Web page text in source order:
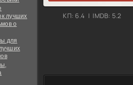
лучших
о
для
КП: 6.4 | IMDB: 5.2